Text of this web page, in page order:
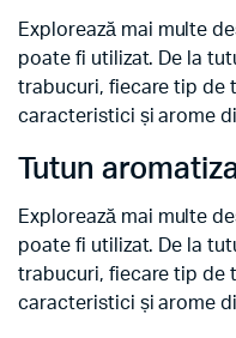
Explorează mai multe
poate fi utilizat. De la
trabucuri, fiecare tip de
caracteristici și arome
Tutun
Explorează mai multe
poate fi utilizat. De la
trabucuri, fiecare tip de
caracteristici și arome